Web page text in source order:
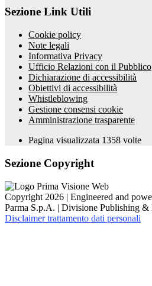
Sezione Link Utili
Cookie policy
Note legali
Informativa Privacy
Ufficio Relazioni con il Pubblico
Dichiarazione di accessibilità
Obiettivi di accessibilità
Whistleblowing
Gestione consensi cookie
Amministrazione trasparente
Pagina visualizzata 1358 volte
Sezione Copyright
Copyright 2026 | Engineered and
Parma S.p.A. | Divisione Publishing
Disclaimer trattamento dati personali